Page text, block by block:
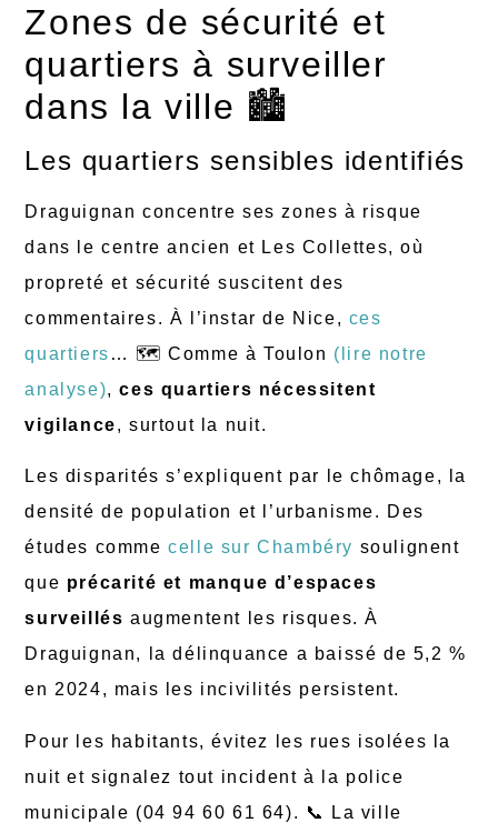
Zones de sécurité et
quartiers à surveiller
dans la ville 🏙️
Les quartiers sensibles identifiés
Draguignan concentre ses zones à risque
dans le centre ancien et Les Collettes, où
propreté et sécurité suscitent des
commentaires. À l’instar de Nice, ces
quartiers … 🗺️ Comme à Toulon (lire notre
analyse),ces quartiers nécessitent
vigilance, surtout la nuit.
Les disparités s’expliquent par le chômage, la
densité de population et l’urbanisme. Des
études commecelle sur Chambéry soulignent
que précarité et manque d’espaces
surveillés augmentent les risques. À
Draguignan, la délinquance a baissé de 5,2 %
en 2024, mais les incivilités persistent.
Pour les habitants, évitez les rues isolées la
nuit et signalez tout incident à la police
municipale (04 94 60 61 64). 📞 La ville